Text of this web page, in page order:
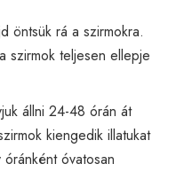
öntsük rá a szirmokra.
szirmok teljesen ellepje
állni 24-48 órán át
kiengedik illatukat
óvatosan